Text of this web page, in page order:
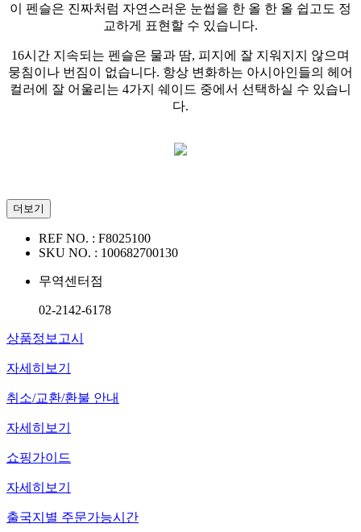
이 펜슬은 진짜처럼 자연스러운 눈썹을 한 올 한 올 쉽고도 정
교하게 표현할 수 있습니다.
16시간 지속되는 펜슬은 물과 땀, 피지에 잘 지워지지 않으며
뭉침이나 번짐이 없습니다. 항상 변화하는 아시아인들의 헤어
컬러에 잘 어울리는 4가지 쉐이드 중에서 선택하실 수 있습니
다.
더보기
REF NO. : F8025100
SKU NO. : 100682700130
무역센터점
02-2142-6178
상품정보고시
자세히보기
취소/교환/환불 안내
자세히보기
쇼핑가이드
자세히보기
출국지별 주문가능시간